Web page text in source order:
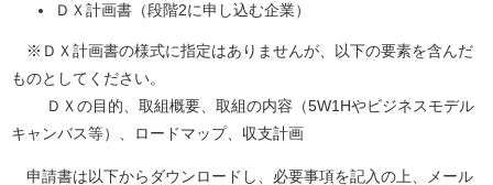
ＤＸ計画書（段階2に申し込む企業）
※ＤＸ計画書の様式に指定はありませんが、以下の要素を含んだ
ものとしてください。
ＤＸの目的、取組概要、取組の内容（5W1Hやビジネスモデル
キャンバス等）、ロードマップ、収支計画
申請書は以下からダウンロードし、必要事項を記入の上、メール